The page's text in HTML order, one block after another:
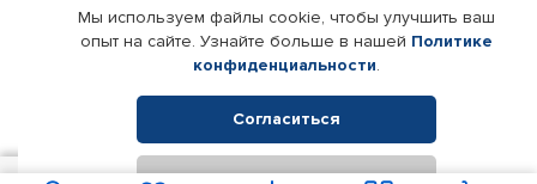
Партнерам
Корпоративным клиентам
Поставщикам
Реквизиты компании
Мы используем файлы cookie, чтобы улучшить ваш
опыт на сайте. Узнайте больше в нашей Политике
конфиденциальности.
Согласиться
Отклонить